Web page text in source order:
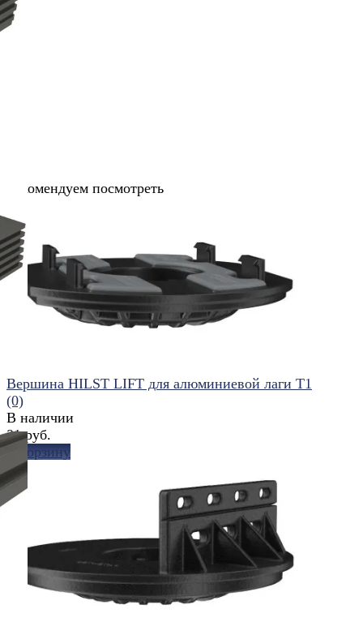
Рекомендуем посмотреть
Вершина HILST LIFT для алюминиевой лаги Т1
(0)
В наличии
91 руб.
В корзину